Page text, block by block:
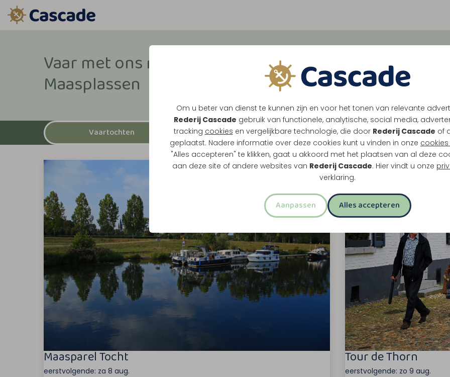
Om u beter van dienst te kunnen zijn en voor het tonen van relevante
Rederij Cascade gebruik van functionele, analytische, social media,
tracking cookies en vergelijkbare technologie, die door Rederij Cascade of
geplaatst. Nadere informatie over deze cookies kunt u vinden in onze
"Alles accepteren" te klikken, gaat u akkoord met het plaatsen van al deze
aan deze site of andere websites van Rederij Cascade. Hier vindt u onze
verklaring.
Aanpassen Alles accepteren
Vaar met ons mee over de
Maasplassen
vol historie, natuur en
verrassende plekken,
Vaartochten Eten & Drinken Seizoensspecials
Maasparel Tocht
eerstvolgende: za 8 aug.
Tour de Thorn
eerstvolgende: zo 9 aug.